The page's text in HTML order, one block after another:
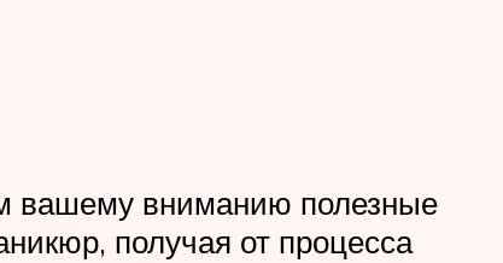
вашему вниманию полезные
получая от процесса